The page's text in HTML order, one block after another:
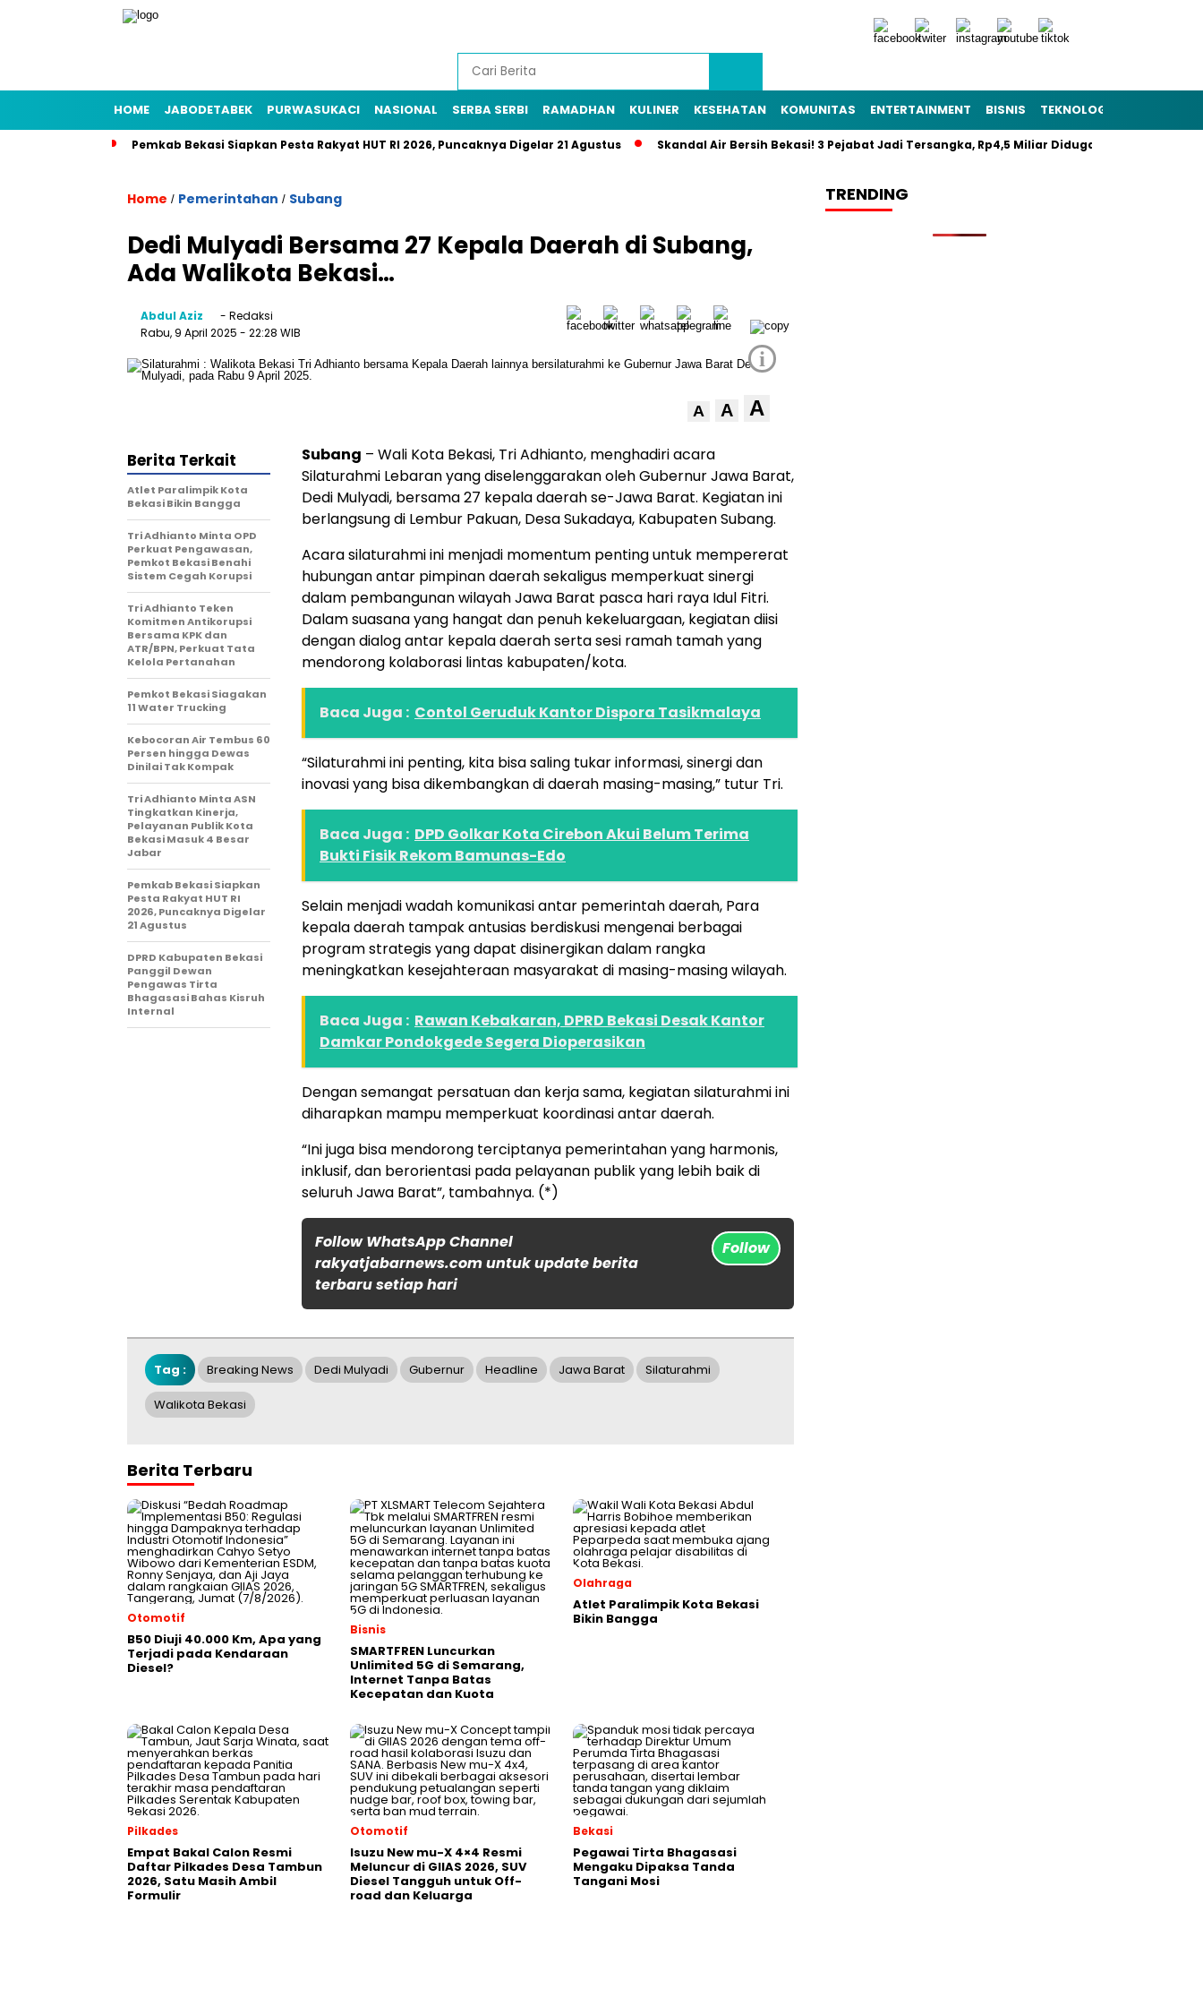
HOME JABODETABEK PURWASUKACI NASIONAL SERBA SERBI RAMADHAN KULINER KESEHATAN KOMUNITAS ENTERTAINMENT BISNIS TEKNOLOGI
Pemkab Bekasi Siapkan Pesta Rakyat HUT RI 2026, Puncaknya Digelar 21 Agustus Skandal Air Bersih Bekasi! 3 Pejabat Jadi Tersangka, Rp4,5 Miliar Diduga Raib
Home / Pemerintahan / Subang
Dedi Mulyadi Bersama 27 Kepala Daerah di Subang,
Ada Walikota Bekasi…
Abdul Aziz
- Redaksi
Rabu, 9 April 2025 - 22:28 WIB
i
A A A
Subang – Wali Kota Bekasi, Tri Adhianto, menghadiri acara
Silaturahmi Lebaran yang diselenggarakan oleh Gubernur Jawa Barat,
Dedi Mulyadi, bersama 27 kepala daerah se-Jawa Barat. Kegiatan ini
berlangsung di Lembur Pakuan, Desa Sukadaya, Kabupaten Subang.
Acara silaturahmi ini menjadi momentum penting untuk mempererat
hubungan antar pimpinan daerah sekaligus memperkuat sinergi
dalam pembangunan wilayah Jawa Barat pasca hari raya Idul Fitri.
Dalam suasana yang hangat dan penuh kekeluargaan, kegiatan diisi
dengan dialog antar kepala daerah serta sesi ramah tamah yang
mendorong kolaborasi lintas kabupaten/kota.
Baca Juga : Contol Geruduk Kantor Dispora Tasikmalaya
“Silaturahmi ini penting, kita bisa saling tukar informasi, sinergi dan
inovasi yang bisa dikembangkan di daerah masing-masing,” tutur Tri.
Baca Juga : DPD Golkar Kota Cirebon Akui Belum Terima
Bukti Fisik Rekom Bamunas-Edo
Selain menjadi wadah komunikasi antar pemerintah daerah, Para
kepala daerah tampak antusias berdiskusi mengenai berbagai
program strategis yang dapat disinergikan dalam rangka
meningkatkan kesejahteraan masyarakat di masing-masing wilayah.
Baca Juga : Rawan Kebakaran, DPRD Bekasi Desak Kantor
Damkar Pondokgede Segera Dioperasikan
Dengan semangat persatuan dan kerja sama, kegiatan silaturahmi ini
diharapkan mampu memperkuat koordinasi antar daerah.
“Ini juga bisa mendorong terciptanya pemerintahan yang harmonis,
inklusif, dan berorientasi pada pelayanan publik yang lebih baik di
seluruh Jawa Barat”, tambahnya. (*)
Follow WhatsApp Channel
rakyatjabarnews.com untuk update berita
terbaru setiap hari
Follow
Berita Terkait
Atlet Paralimpik Kota
Bekasi Bikin Bangga
Tri Adhianto Minta OPD
Perkuat Pengawasan,
Pemkot Bekasi Benahi
Sistem Cegah Korupsi
Tri Adhianto Teken
Komitmen Antikorupsi
Bersama KPK dan
ATR/BPN, Perkuat Tata
Kelola Pertanahan
Pemkot Bekasi Siagakan
11 Water Trucking
Kebocoran Air Tembus 60
Persen hingga Dewas
Dinilai Tak Kompak
Tri Adhianto Minta ASN
Tingkatkan Kinerja,
Pelayanan Publik Kota
Bekasi Masuk 4 Besar
Jabar
Pemkab Bekasi Siapkan
Pesta Rakyat HUT RI
2026, Puncaknya Digelar
21 Agustus
DPRD Kabupaten Bekasi
Panggil Dewan
Pengawas Tirta
Bhagasasi Bahas Kisruh
Internal
Tag : Breaking News Dedi Mulyadi Gubernur Headline Jawa Barat Silaturahmi
Walikota Bekasi
Berita Terbaru
Otomotif
B50 Diuji 40.000 Km, Apa yang
Terjadi pada Kendaraan
Diesel?
Bisnis
SMARTFREN Luncurkan
Unlimited 5G di Semarang,
Internet Tanpa Batas
Kecepatan dan Kuota
Olahraga
Atlet Paralimpik Kota Bekasi
Bikin Bangga
Pilkades
Empat Bakal Calon Resmi
Daftar Pilkades Desa Tambun
2026, Satu Masih Ambil
Formulir
Otomotif
Isuzu New mu-X 4×4 Resmi
Meluncur di GIIAS 2026, SUV
Diesel Tangguh untuk Off-
road dan Keluarga
Bekasi
Pegawai Tirta Bhagasasi
Mengaku Dipaksa Tanda
Tangani Mosi
TRENDING